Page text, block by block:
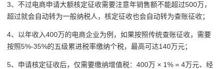
3、不过电商申请大额核定征收需要注意年销售额不能超过500万，
超过就会自动转为一般纳税人，核定征收也会自动转为查账征收；
4、 以年收入400万的电商企业为例，如果按照传统查账征收，需要
按照5%-35%的五级累进税率缴纳个税，最高可达140万元；
5、申请核定征收后，仅需要缴纳增值税：400万 × 1% = 4万元、经